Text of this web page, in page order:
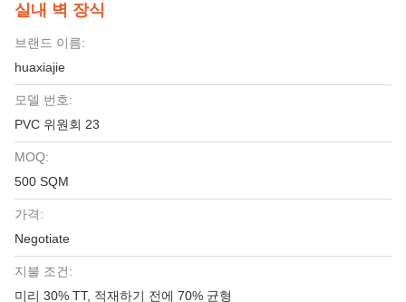
실내 벽 장식
브랜드 이름:
huaxiajie
모델 번호:
PVC 위원회 23
MOQ:
500 SQM
가격:
Negotiate
지불 조건:
미리 30% TT, 적재하기 전에 70% 균형